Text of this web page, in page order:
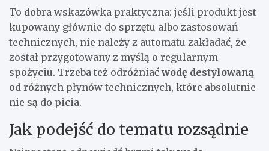
To dobra wskazówka praktyczna: jeśli produkt jest
kupowany głównie do sprzętu albo zastosowań
technicznych, nie należy z automatu zakładać, że
został przygotowany z myślą o regularnym
spożyciu. Trzeba też odróżniaćwodę destylowaną
od różnych płynów technicznych, które absolutnie
nie są do picia.
Jak podejść do tematu rozsądnie